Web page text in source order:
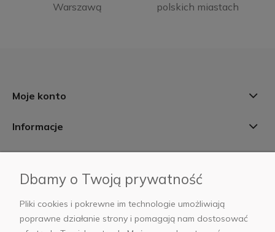
Warszawą
polskich miastach
Moje konto
Informacje
AB Foto
Dbamy o Twoją prywatność
Pliki cookies i pokrewne im technologie umożliwiają
poprawne działanie strony i pomagają nam dostosować